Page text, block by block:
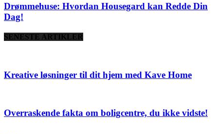
Drømmehuse: Hvordan Housegard kan Redde Din
Dag!
SENESTE ARTIKLER
Kreative løsninger til dit hjem med Kave Home
Overraskende fakta om boligcentre, du ikke vidste!